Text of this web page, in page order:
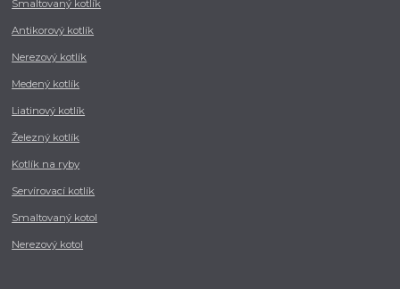
Smaltovaný kotlík
Antikorový kotlík
Nerezový kotlík
Medený kotlík
Liatinový kotlík
Železný kotlík
Kotlík na ryby
Servírovací kotlík
Smaltovaný kotol
Nerezový kotol